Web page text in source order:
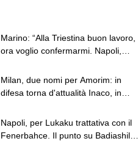
Marino: “Alla Triestina buon lavoro,
ora voglio confermarmi. Napoli,
entrambi e De Zerbi”
Milan, due nomi per Amorim: in
difesa torna d'attualità Inaco, in
Napoli, per Lukaku trattativa con il
Fenerbahce. Il punto su Badiashile e